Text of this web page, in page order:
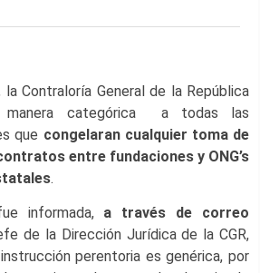
Contraloría General de la República
manera categórica a todas las
que congelaran cualquier toma de
entre fundaciones y ONG’s
.
informada, a través de correo
de la Dirección Jurídica de la CGR,
perentoria es genérica, por